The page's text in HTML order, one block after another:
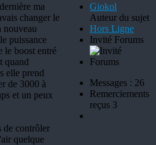
ma
changer le
nouveau
puissance
le boost entré
quand
elle prend
de 3000 à
et un peux
de contrôler
quelque
Auteur du sujet
Hors Ligne
Invité Forums
Messages : 26
Remerciements
reçus 3